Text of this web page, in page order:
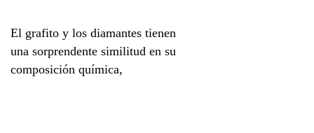
El grafito y los diamantes tienen
una sorprendente similitud en su
composición química,